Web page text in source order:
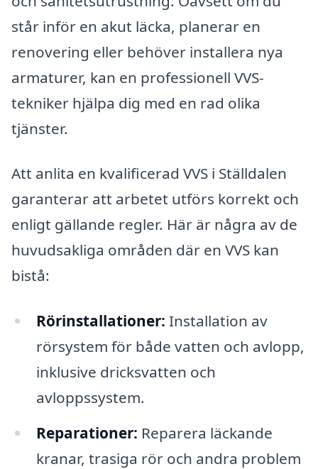
står inför en akut läcka, planerar en
renovering eller behöver installera nya
armaturer, kan en professionell VVS-
tekniker hjälpa dig med en rad olika
tjänster.
Att anlita en kvalificerad VVS i Ställdalen
garanterar att arbetet utförs korrekt och
enligt gällande regler. Här är några av de
huvudsakliga områden där en VVS kan
bistå:
Rörinstallationer: Installation av
rörsystem för både vatten och avlopp,
inklusive dricksvatten och
avloppssystem.
Reparationer: Reparera läckande
kranar, trasiga rör och andra problem